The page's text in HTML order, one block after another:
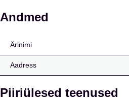
Coverys
Andmed
Ärinimi
Aadress
Piiriülesed teenused